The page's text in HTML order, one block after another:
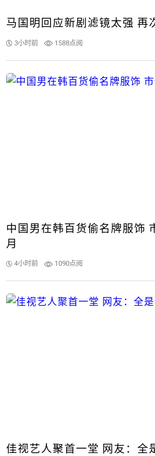
马国明回应新剧滤镜太强 再
3小时前 1588点阅
中国男在韩百货偷名牌服饰
月
4小时前 1090点阅
佳视艺人聚首一堂 网友：全